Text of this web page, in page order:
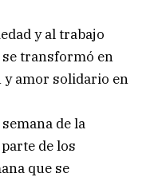
y al trabajo
transformó en
amor solidario en
de la
de los
que se